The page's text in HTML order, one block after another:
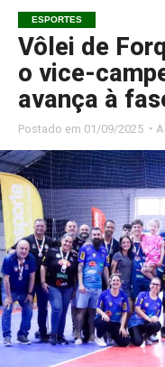
ESPORTES
Vôlei de
o vice-
avança à
Postado em 01/09/2025 ◔